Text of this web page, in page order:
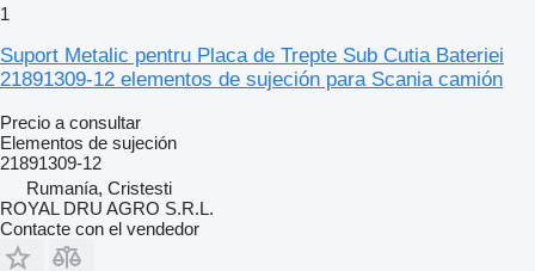
1
Suport Metalic pentru Placa de Trepte Sub Cutia Bateriei
21891309-12 elementos de sujeción para Scania camión
Precio a consultar
Elementos de sujeción
21891309-12
Rumanía, Cristesti
ROYAL DRU AGRO S.R.L.
Contacte con el vendedor